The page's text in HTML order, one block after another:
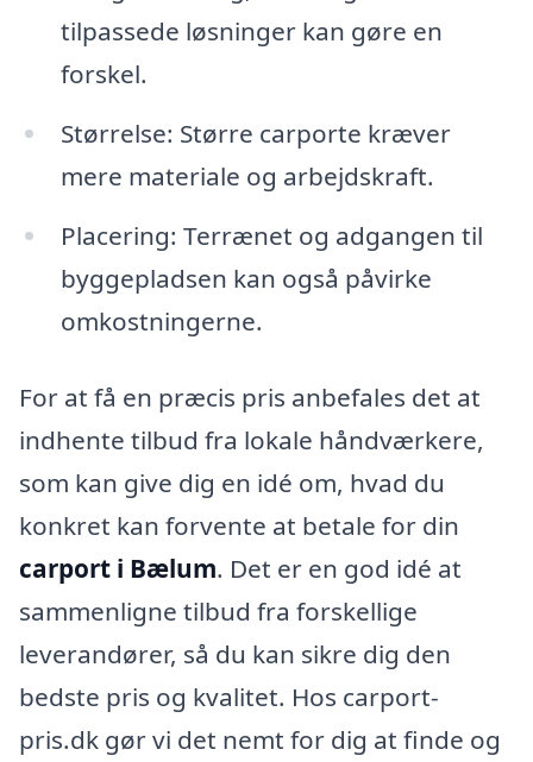
tilpassede løsninger kan gøre en
forskel.
Størrelse: Større carporte kræver
mere materiale og arbejdskraft.
Placering: Terrænet og adgangen til
byggepladsen kan også påvirke
omkostningerne.
For at få en præcis pris anbefales det at
indhente tilbud fra lokale håndværkere,
som kan give dig en idé om, hvad du
konkret kan forvente at betale for din
carport i Bælum. Det er en god idé at
sammenligne tilbud fra forskellige
leverandører, så du kan sikre dig den
bedste pris og kvalitet. Hos carport-
pris.dk gør vi det nemt for dig at finde og